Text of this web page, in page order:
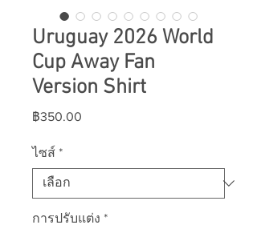
Uruguay 2026 World
Cup Away Fan
Version Shirt
฿350.00
ไซส์ *
การปรับแต่ง *